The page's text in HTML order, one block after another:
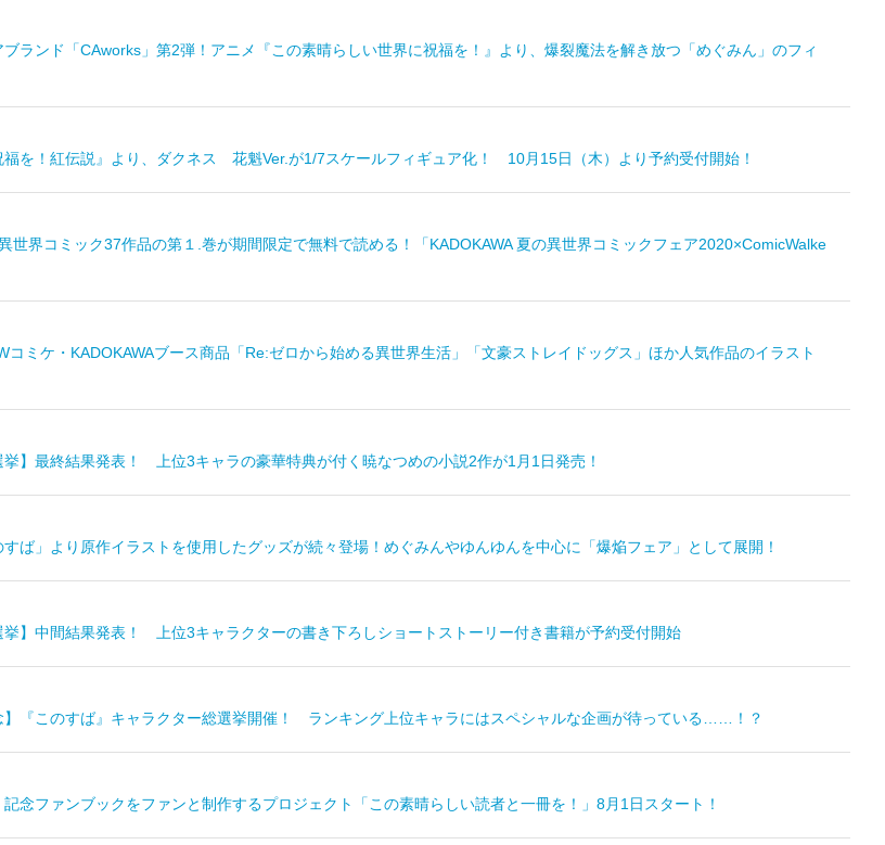
ランド「CAworks」第2弾！アニメ『この素晴らしい世界に祝福を！』より、爆裂魔法を解き放つ「めぐみん」のフィ
を！紅伝説』より、ダクネス 花魁Ver.が1/7スケールフィギュア化！ 10月15日（木）より予約受付開始！
界コミック37作品の第１.巻が期間限定で無料で読める！「KADOKAWA 夏の異世界コミックフェア2020×ComicWalke
コミケ・KADOKAWAブース商品「Re:ゼロから始める異世界生活」「文豪ストレイドッグス」ほか人気作品のイラスト
挙】最終結果発表！ 上位3キャラの豪華特典が付く暁なつめの小説2作が1月1日発売！
ば」より原作イラストを使用したグッズが続々登場！めぐみんやゆんゆんを中心に「爆焔フェア」として展開！
挙】中間結果発表！ 上位3キャラクターの書き下ろしショートストーリー付き書籍が予約受付開始
】『このすば』キャラクター総選挙開催！ ランキング上位キャラにはスペシャルな企画が待っている……！？
念ファンブックをファンと制作するプロジェクト「この素晴らしい読者と一冊を！」8月1日スタート！